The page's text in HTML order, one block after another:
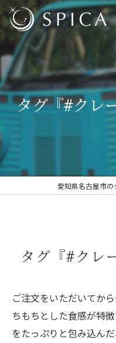
タグ『#クレ
愛知県名古屋市の
タグ『#クレ
ご注文をいただいてか
ちもちとした食感が特
をたっぷりと包み込ん